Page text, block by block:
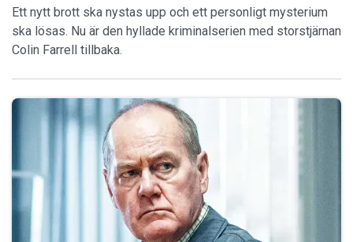
Ett nytt brott ska nystas upp och ett personligt mysterium
ska lösas. Nu är den hyllade kriminalserien med storstjärnan
Colin Farrell tillbaka.